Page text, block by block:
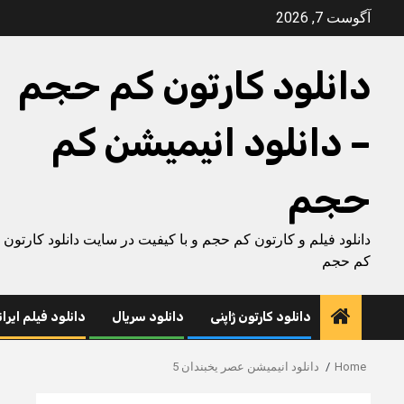
آگوست 7, 2026
دانلود کارتون کم حجم
– دانلود انیمیشن کم
حجم
دانلود فیلم و کارتون کم حجم و با کیفیت در سایت دانلود کارتون
کم حجم
دانلود کارتون ژاپنی دانلود سریال دانلود فیلم
Home دانلود انیمیشن عصر یخبندان 5